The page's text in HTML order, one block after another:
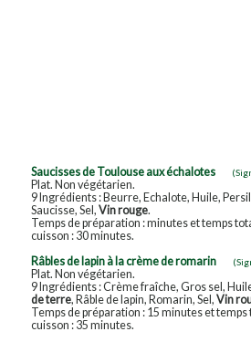
Saucisses de Toulouse aux échalotes
Plat. Non végétarien.
9 Ingrédients : Beurre, Echalote, Huile,
Saucisse, Sel, Vin rouge.
Temps de préparation : minutes et temps
cuisson : 30 minutes.
Râbles de lapin à la crème de romarin
Plat. Non végétarien.
9 Ingrédients : Crème fraîche, Gros sel,
de terre, Râble de lapin, Romarin, Sel, Vin
Temps de préparation : 15 minutes et
cuisson : 35 minutes.